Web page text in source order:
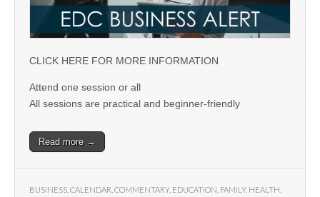
CLICK HERE FOR MORE INFORMATION
Attend one session or all
All sessions are practical and beginner-friendly
Read more →
BUSINESS CALENDAR COMMENTARY, EDUCATION FAMILY, HEALTH